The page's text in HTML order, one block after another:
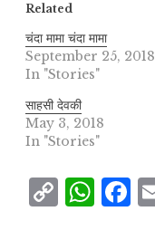
Related
चंदा मामा चंदा मामा
September 25, 2018
In "Stories"
साहसी देवकी
May 3, 2018
In "Stories"
C W F